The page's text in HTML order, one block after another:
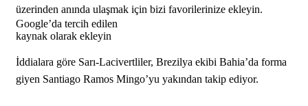
üzerinden anında ulaşmak için bizi favorilerinize ekleyin.
Google’da tercih edilen
kaynak olarak ekleyin
İddialara göre Sarı-Lacivertliler, Brezilya ekibi Bahia’da forma
giyen Santiago Ramos Mingo’yu yakından takip ediyor.